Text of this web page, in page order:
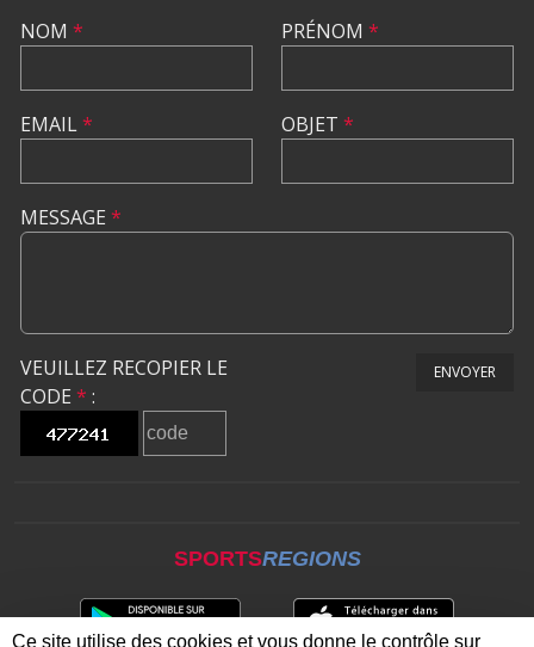
NOM *
EMAIL*
PRÉNOM *
OBJET *
MESSAGE *
VEUILLEZ RECOPIER LE
CODE * :
ENVOYER
SPORTSREGIONS
Ce site utilise des cookies et vous donne le contrôle sur